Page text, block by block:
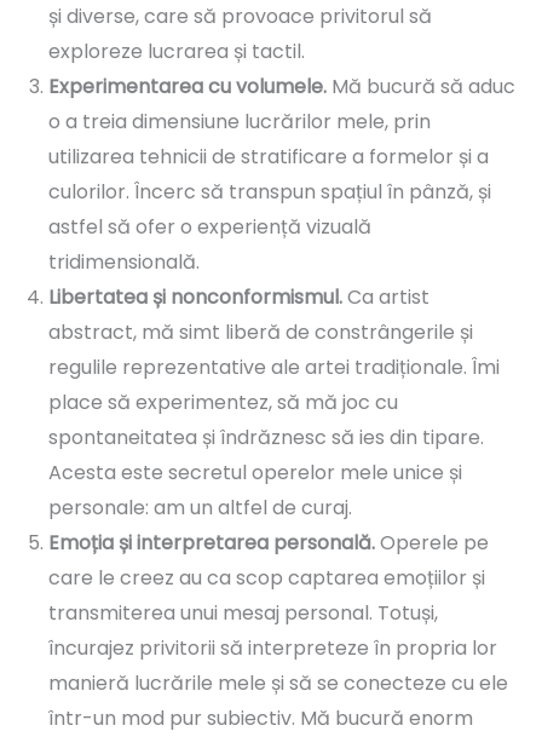
și diverse, care să provoace privitorul să
exploreze lucrarea și tactil.
Experimentarea cu volumele. Mă bucură să aduc
o a treia dimensiune lucrărilor mele, prin
utilizarea tehnicii de stratificare a formelor și a
culorilor. Încerc să transpun spațiul în pânză, și
astfel să ofer o experiență vizuală
tridimensională.
Libertatea și nonconformismul.Ca artist
abstract, mă simt liberă de constrângerile și
regulile reprezentative ale artei tradiționale. Îmi
place să experimentez, să mă joc cu
spontaneitatea și îndrăznesc să ies din tipare.
Acesta este secretul operelor mele unice și
personale: am un altfel de curaj.
Emoția și interpretarea personală.Operele pe
care le creez au ca scop captarea emoțiilor și
transmiterea unui mesaj personal. Totuși,
încurajez privitorii să interpreteze în propria lor
manieră lucrările mele și să se conecteze cu ele
într-un mod pur subiectiv. Mă bucură enorm